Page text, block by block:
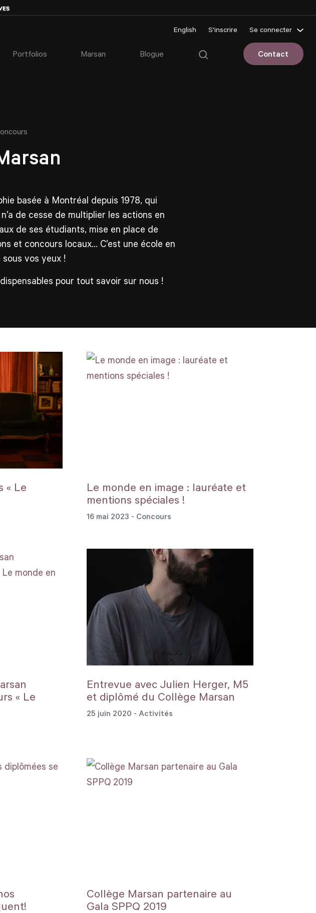
English S'inscrire Se connecter
Espace client
Portfolios Marsan Blogue Contact
basée à Montréal depuis 1978, qui
de cesse de multiplier les actions en
de ses étudiants, mise en place de
et concours locaux… C’est une école en
vos yeux !
pour tout savoir sur nous !
« Le
Le monde en image : lauréate et
mentions spéciales !
16 mai 2023 - Concours
« Le
Entrevue avec Julien Herger, M5
et diplômé du Collège Marsan
25 juin 2020 - Activités
Collège Marsan partenaire au
Gala SPPQ 2019